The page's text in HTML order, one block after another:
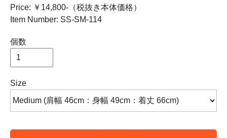
Price: ￥14,800-（税抜き本体価格）
Item Number: SS-SM-114
個数
Size